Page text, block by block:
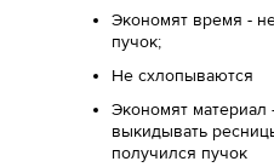
Экономят время -
пучок;
Не схлопываются
Экономят материал
выкидывать
получился пучок